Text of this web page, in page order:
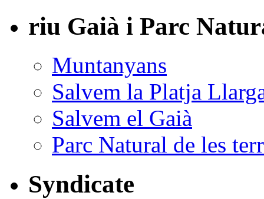
riu Gaià i Parc
Muntanyans
Salvem la Platja
Salvem el Gaià
Parc Natural de les
Syndicate